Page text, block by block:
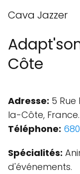
Cava Jazzer
Côte
Adresse: 5
la-Côte, France.
Téléphone:
Spécialités:
d'événements.